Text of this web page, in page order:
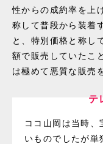
性からの成約率を上
称して普段から装着
と、特別価格と称し
額で販売していたこ
は極めて悪質な販売
テ
ココ山岡は当時、
いものでしたが単